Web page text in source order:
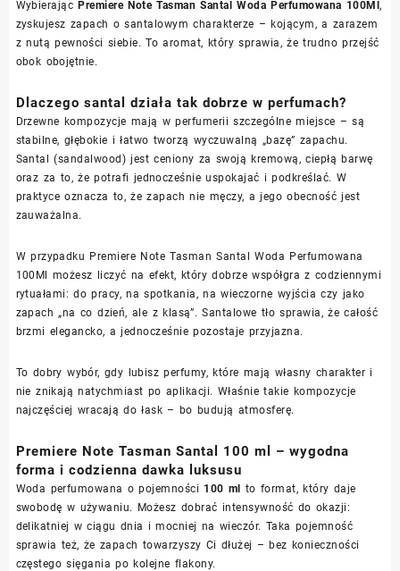
WybierającPremiere Note Tasman Santal Woda Perfumowana 100Ml,
zyskujesz zapach o santalowym charakterze – kojącym, a zarazem
z nutą pewności siebie. To aromat, który sprawia, że trudno przejść
obok obojętnie.
Dlaczego santal działa tak dobrze w perfumach?
Drzewne kompozycje mają w perfumerii szczególne miejsce – są
stabilne, głębokie i łatwo tworzą wyczuwalną „bazę” zapachu.
Santal (sandalwood) jest ceniony za swoją kremową, ciepłą barwę
oraz za to, że potrafi jednocześnie uspokajać i podkreślać. W
praktyce oznacza to, że zapach nie męczy, a jego obecność jest
zauważalna.
W przypadku Premiere Note Tasman Santal Woda Perfumowana
100Ml możesz liczyć na efekt, który dobrze współgra z codziennymi
rytuałami: do pracy, na spotkania, na wieczorne wyjścia czy jako
zapach „na co dzień, ale z klasą”. Santalowe tło sprawia, że całość
brzmi elegancko, a jednocześnie pozostaje przyjazna.
To dobry wybór, gdy lubisz perfumy, które mają własny charakter i
nie znikają natychmiast po aplikacji. Właśnie takie kompozycje
najczęściej wracają do łask – bo budują atmosferę.
Premiere Note Tasman Santal 100 ml – wygodna
forma i codzienna dawka luksusu
Woda perfumowana o pojemności 100 ml to format, który daje
swobodę w używaniu. Możesz dobrać intensywność do okazji:
delikatniej w ciągu dnia i mocniej na wieczór. Taka pojemność
sprawia też, że zapach towarzyszy Ci dłużej – bez konieczności
częstego sięgania po kolejne flakony.